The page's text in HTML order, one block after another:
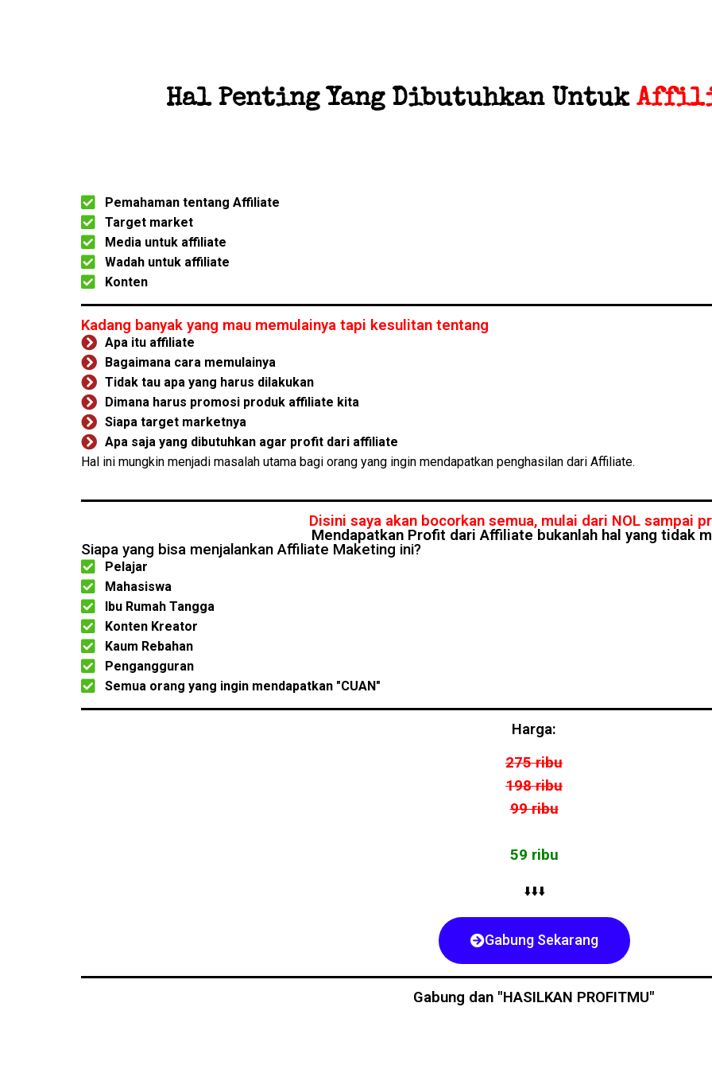
Hal Penting Yang Dibutuhkan Untuk
Pemahaman tentang Affiliate
Target market
Media untuk affiliate
Wadah untuk affiliate
Konten
Kadang banyak yang mau memulainya tapi kesulitan tentang
Apa itu affiliate
Bagaimana cara memulainya
Tidak tau apa yang harus dilakukan
Dimana harus promosi produk affiliate kita
Siapa target marketnya
Apa saja yang dibutuhkan agar profit dari affiliate
Hal ini mungkin menjadi masalah utama bagi orang yang ingin mendapatkan penghasilan dari Affiliate.
Disini saya akan bocorkan semua, mulai dari NOL sampai
Mendapatkan Profit dari Affiliate bukanlah hal yang tidak
Siapa yang bisa menjalankan Affiliate Maketing ini?
Pelajar
Mahasiswa
Ibu Rumah Tangga
Konten Kreator
Kaum Rebahan
Pengangguran
Semua orang yang ingin mendapatkan "CUAN"
Harga:
275 ribu
198 ribu
99 ribu
59 ribu
⬇️⬇️⬇️
Gabung Sekarang
Gabung dan "HASILKAN PROFITMU"